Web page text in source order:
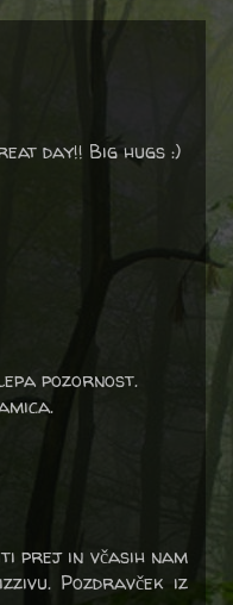
day!! Big hugs :)
pozornost.
prej in včasih nam
Pozdravček iz